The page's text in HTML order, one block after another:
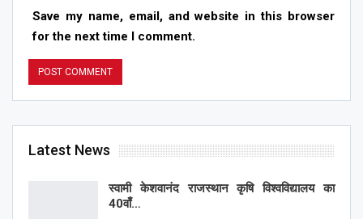
Save my name, email, and website in this browser
for the next time I comment.
Latest News
स्वामी केशवानंद राजस्थान कृषि विश्वविद्यालय का
40वाँ…